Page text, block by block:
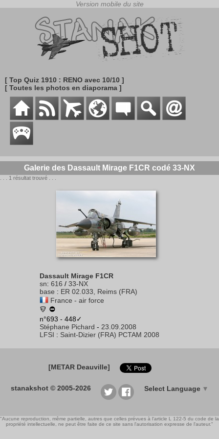
[ Top Quiz 1910 : RENO avec 10/10 ]
[ Toutes les photos en diaporama ]
Galerie des Dassault Mirage F1CR codé 33-NX
. . . 1 résultat trouvé . . .
Dassault Mirage F1CR
sn: 616 / 33-NX
base : ER 02.033, Reims (FRA)
France - air force
n°693 - 448✓
Stéphane Pichard - 23.09.2008
LFSI : Saint-Dizier (FRA) PCTAM 2008
[METAR Deauville]
stanakshot © 2005-2026 Select Language ▼
"Aucune reproduction, même partielle, autres que celles prévues à l'article L 122-5 du code de la
propriété intellectuelle, ne peut être faite de ce site sans l'autorisation expresse de l'auteur."